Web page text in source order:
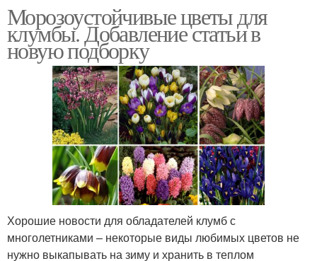
Морозоустойчивые цветы для
клумбы. Добавление статьи в
новую подборку
Хорошие новости для обладателей клумб с
многолетниками – некоторые виды любимых цветов не
нужно выкапывать на зиму и хранить в теплом